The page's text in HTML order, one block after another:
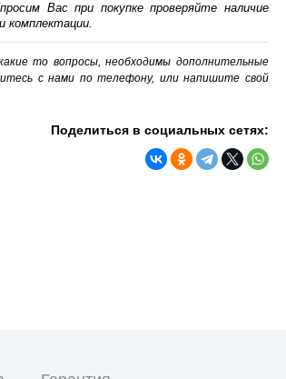
Вас при покупке проверяйте наличие
комплектации.
то вопросы, необходимы дополнительные
с нами по телефону, или напишите свой
Поделиться в социальных сетях: